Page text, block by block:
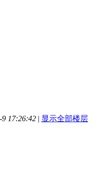
17:26:42 | 显示全部楼层